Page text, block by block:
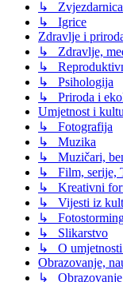
↳ Zvjezdarnica
↳ Igrice
Zdravlje i
↳ Zdravlje,
↳
↳ Psihologija
↳ Priroda i
Umjetnost i
↳ Fotografija
↳ Muzika
↳ Muzičari,
↳ Film, serije,
↳ Kreativni
↳ Vijesti iz
↳
↳ Slikarstvo
↳ O
Obrazovanje,
↳ Obrazovanje